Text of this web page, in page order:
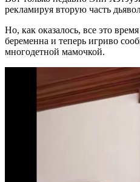
рекламируя вторую часть
Но, как оказалось, все это
беременна и теперь игриво
многодетной мамочкой.